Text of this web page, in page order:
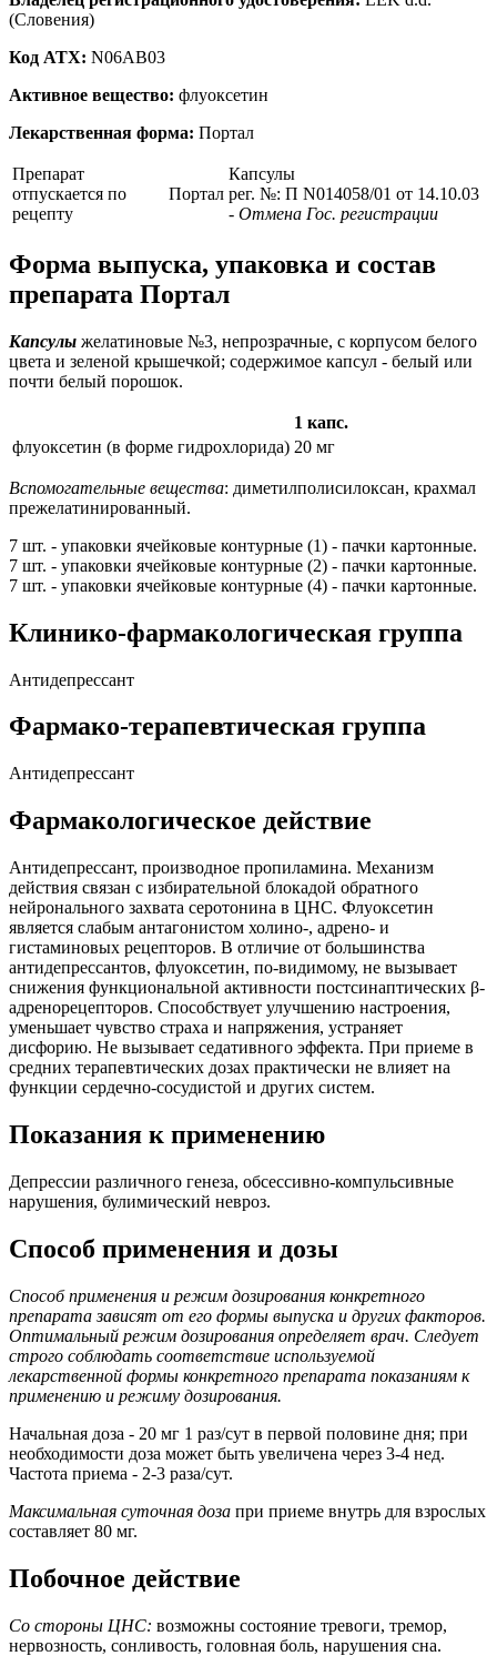
(Словения)
Код ATX: N06AB03
Активное вещество: флуоксетин
Лекарственная форма: Портал
Препарат
отпускается по
рецепту
Портал
Капсулы
рег. №: П N014058/01 от 14.10.03
- Отмена Гос. регистрации
Форма выпуска, упаковка и состав
препарата Портал
Капсулы желатиновые №3, непрозрачные, с корпусом белого
цвета и зеленой крышечкой; содержимое капсул - белый или
почти белый порошок.
1 капс.
флуоксетин (в форме гидрохлорида) 20 мг
Вспомогательные вещества: диметилполисилоксан, крахмал
прежелатинированный.
7 шт. - упаковки ячейковые контурные (1) - пачки картонные.
7 шт. - упаковки ячейковые контурные (2) - пачки картонные.
7 шт. - упаковки ячейковые контурные (4) - пачки картонные.
Клинико-фармакологическая группа
Антидепрессант
Фармако-терапевтическая группа
Антидепрессант
Фармакологическое действие
Антидепрессант, производное пропиламина. Механизм
действия связан с избирательной блокадой обратного
нейронального захвата серотонина в ЦНС. Флуоксетин
является слабым антагонистом холино-, адрено- и
гистаминовых рецепторов. В отличие от большинства
антидепрессантов, флуоксетин, по-видимому, не вызывает
снижения функциональной активности постсинаптических β-
адренорецепторов. Способствует улучшению настроения,
уменьшает чувство страха и напряжения, устраняет
дисфорию. Не вызывает седативного эффекта. При приеме в
средних терапевтических дозах практически не влияет на
функции сердечно-сосудистой и других систем.
Показания к применению
Депрессии различного генеза, обсессивно-компульсивные
нарушения, булимический невроз.
Способ применения и дозы
Способ применения и режим дозирования конкретного
препарата зависят от его формы выпуска и других факторов.
Оптимальный режим дозирования определяет врач. Следует
строго соблюдать соответствие используемой
лекарственной формы конкретного препарата показаниям к
применению и режиму дозирования.
Начальная доза - 20 мг 1 раз/сут в первой половине дня; при
необходимости доза может быть увеличена через 3-4 нед.
Частота приема - 2-3 раза/сут.
Максимальная суточная доза при приеме внутрь для взрослых
составляет 80 мг.
Побочное действие
Со стороны ЦНС: возможны состояние тревоги, тремор,
нервозность, сонливость, головная боль, нарушения сна.